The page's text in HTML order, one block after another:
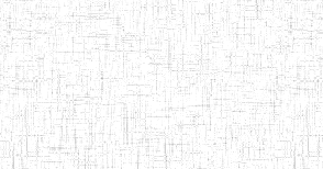
TTI
17/11/2008 ENIEG
06/08/1990 ENIEG
02/10/1998 ENIEG